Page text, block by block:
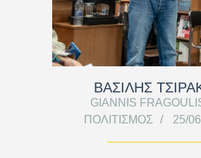
ΒΑΣΊΛΗΣ
GIANNIS
ΠΟΛΙΤΙΣΜΌΣ
25/